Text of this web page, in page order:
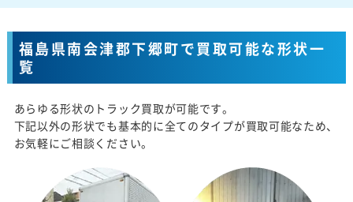
福島県南会津郡下郷町で買取可能な形状一
覧
あらゆる形状のトラック買取が可能です。
下記以外の形状でも基本的に全てのタイプが買取可能なため、
お気軽にご相談ください。